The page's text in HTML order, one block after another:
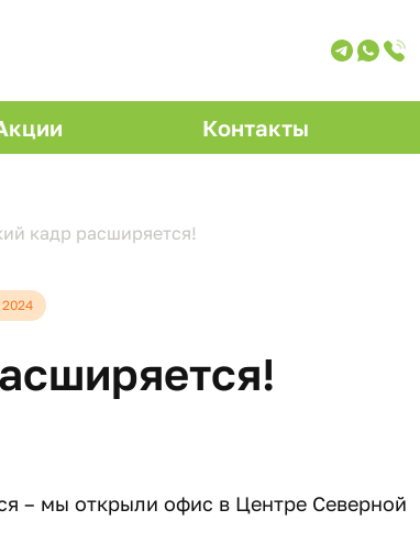
Контакты
кадр расширяется!
– мы открыли офис в Центре Северной